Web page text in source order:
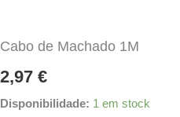
Cabo de Machado 1M
2,97 €
Disponibilidade: 1 em stock
Quantidade